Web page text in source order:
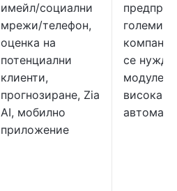
имейл/социални
мрежи/телефон,
оценка на
потенциални
клиенти,
прогнозиране, Zia
AI, мобилно
приложение
големи
се
модулен
висока